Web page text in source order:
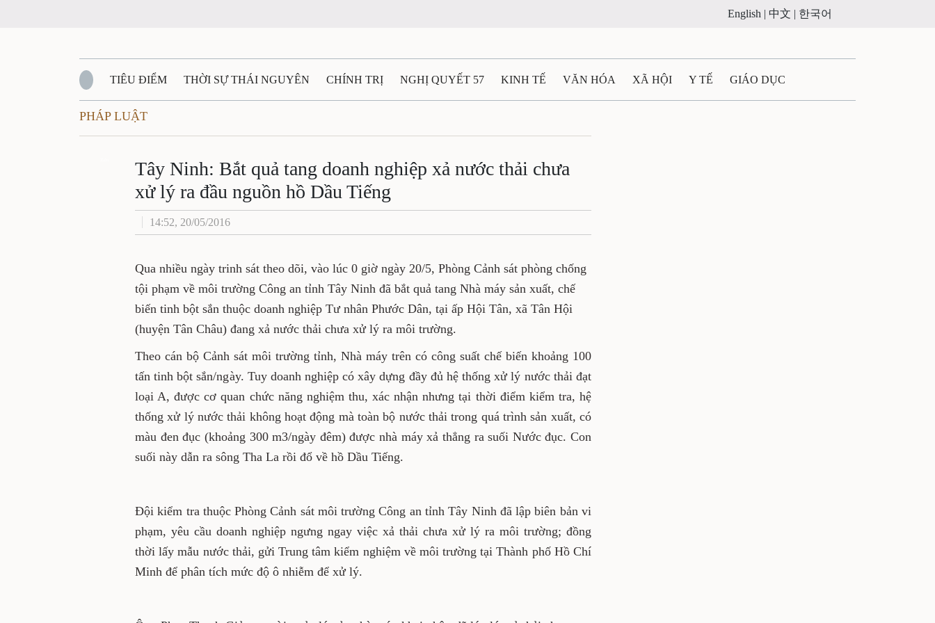
English | 中文 | 한국어
TIÊU ĐIỂM THỜI SỰ THÁI NGUYÊN CHÍNH TRỊ NGHỊ QUYẾT 57 KINH TẾ VĂN HÓA XÃ HỘI Y TẾ GIÁO DỤC
QUỐC PHÒNG - AN NINH
QUÊ HƯƠNG - ĐẤT NƯỚC QUỐC TẾ TÀI NGUYÊN - MÔI TRƯỜNG THỂ THAO THÔNG TIN - QUẢNG CÁO
VĂN BẢN, CHÍNH SÁCH MỚI VĂN NGHỆ THÁI NGUYÊN
PHÁP LUẬT
Tây Ninh: Bắt quả tang doanh nghiệp xả nước
thải chưa xử lý ra đầu nguồn hồ Dầu Tiếng
14:52, 20/05/2016
Qua nhiều ngày trinh sát theo dõi, vào lúc 0 giờ ngày 20/5, Phòng Cảnh sát
phòng chống tội phạm về môi trường Công an tỉnh Tây Ninh đã bắt quả
tang Nhà máy sản xuất, chế biến tinh bột sắn thuộc doanh nghiệp Tư
nhân Phước Dân, tại ấp Hội Tân, xã Tân Hội (huyện Tân Châu) đang xả
nước thải chưa xử lý ra môi trường.
Theo cán bộ Cảnh sát môi trường tỉnh, Nhà máy trên có công suất chế
biến khoảng 100 tấn tinh bột sắn/ngày. Tuy doanh nghiệp có xây dựng đầy
đủ hệ thống xử lý nước thải đạt loại A, được cơ quan chức năng nghiệm
thu, xác nhận nhưng tại thời điểm kiểm tra, hệ thống xử lý nước thải
không hoạt động mà toàn bộ nước thải trong quá trình sản xuất, có màu
Đội kiểm tra thuộc Phòng Cảnh sát môi trường Công an tỉnh Tây Ninh đã
lập biên bản vi phạm, yêu cầu doanh nghiệp ngưng ngay việc xả thải chưa